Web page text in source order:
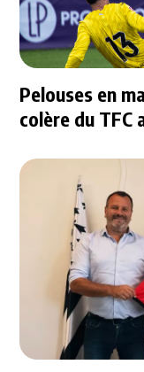
Pelouses en
colère du TFC